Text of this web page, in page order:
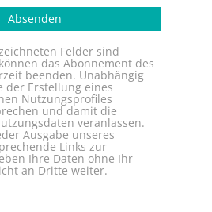
Absenden
Felder sind
das Abonnement des
beenden. Unabhängig
der Erstellung eines
Nutzungsprofiles
und damit die
veranlassen.
Ausgabe unseres
Links zur
Ihre Daten ohne Ihr
an Dritte weiter.